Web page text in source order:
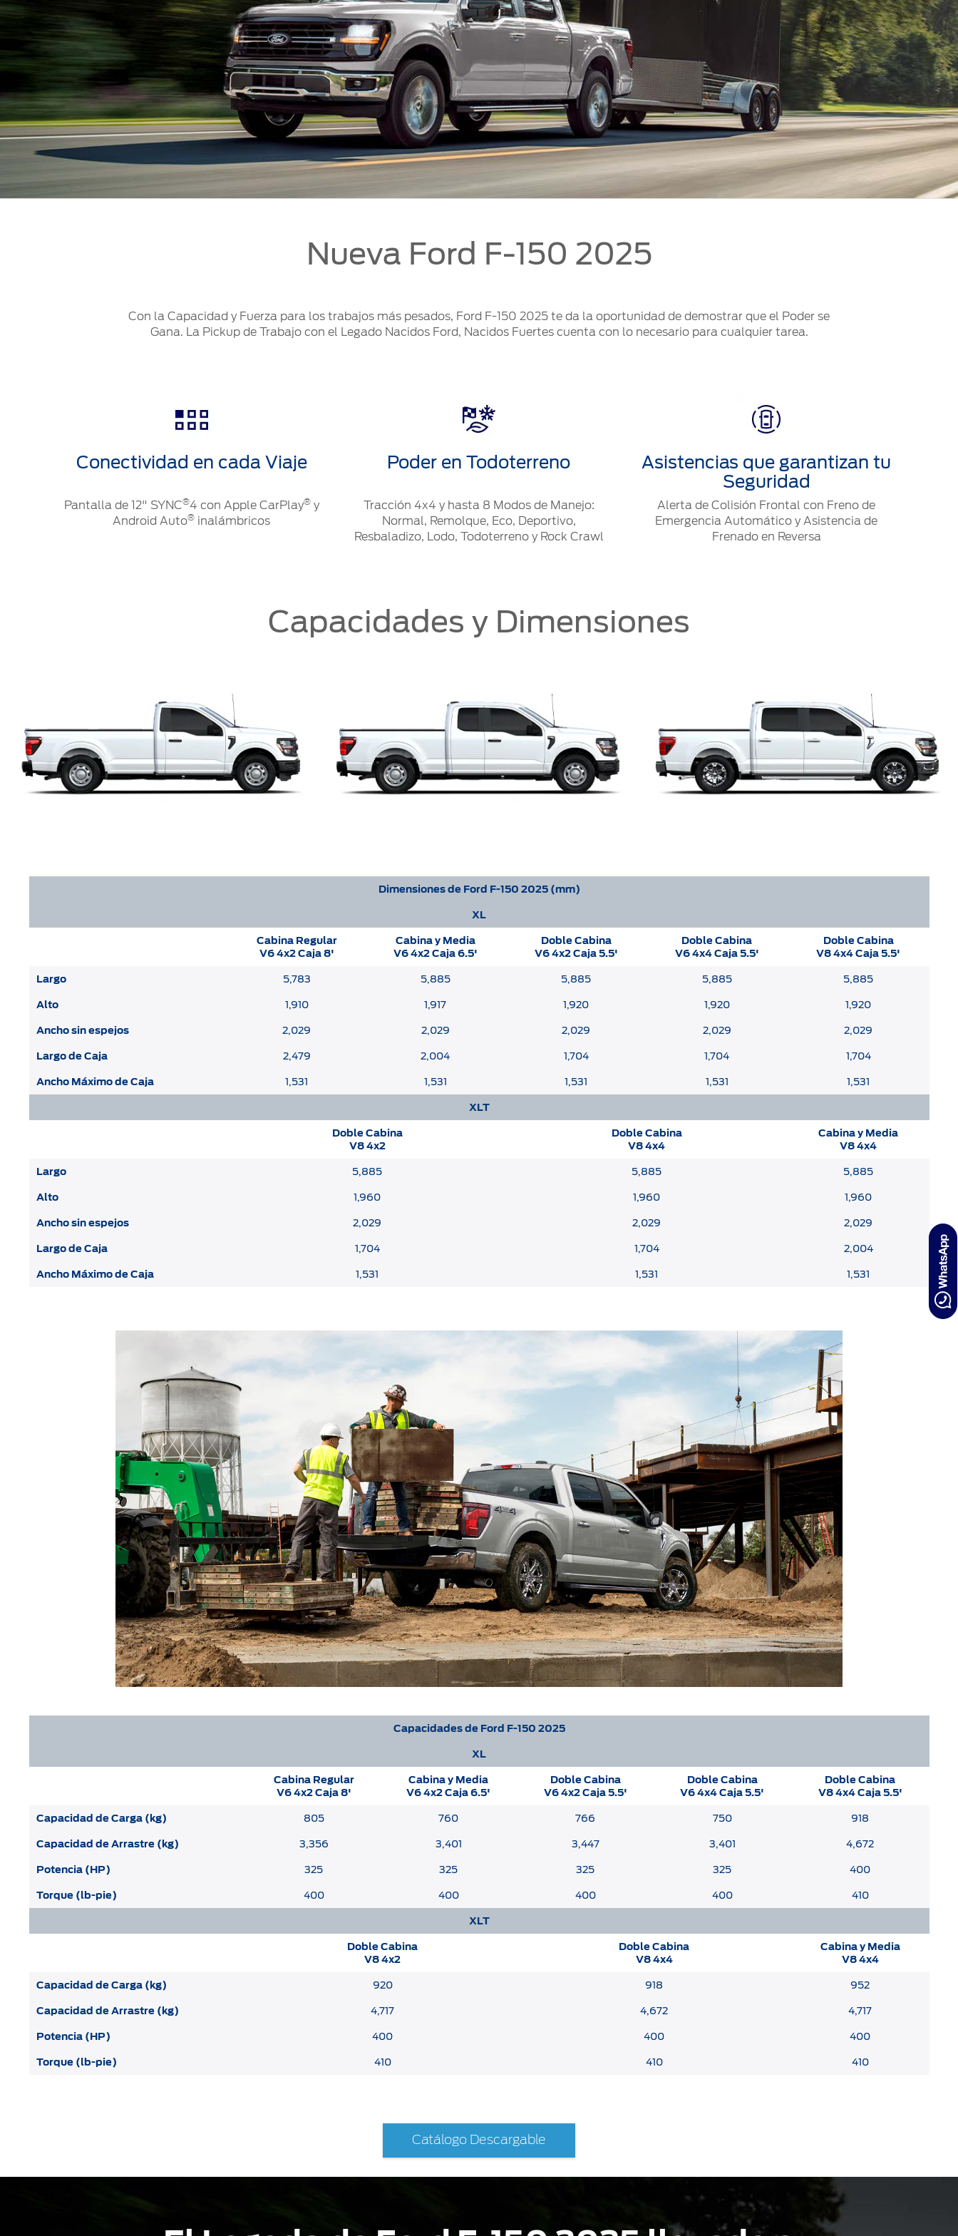
Mi Ford
Cita de Servicio
Promociones de Servicio
Llamado a Revisión
Garantía en Partes
Soporte Técnico
SYNC®
Nueva Ford F-150 2025
Con la Capacidad y Fuerza para los trabajos más pesados, Ford F-150 2025 te da la oportunidad de demostrar que el Poder se
Gana. La Pickup de Trabajo con el Legado Nacidos Ford, Nacidos Fuertes cuenta con lo necesario para cualquier tarea.
Conectividad en cada Viaje
Pantalla de 12" SYNC®4 con Apple CarPlay®y
Android Auto® inalámbricos
Poder en Todoterreno
Tracción 4x4 y hasta 8 Modos de Manejo:
Normal, Remolque, Eco, Deportivo,
Resbaladizo, Lodo, Todoterreno y Rock Crawl
Asistencias que garantizan tu
Seguridad
Alerta de Colisión Frontal con Freno de
Emergencia Automático y Asistencia de
Frenado en Reversa
Capacidades y Dimensiones
Dimensiones de Ford F-150 2025 (mm)
XL
Cabina Regular
V6 4x2 Caja 8'
Cabina y Media
V6 4x2 Caja 6.5'
Doble Cabina
V6 4x2 Caja 5.5'
Doble Cabina
V6 4x4 Caja 5.5'
Doble Cabina
V8 4x4 Caja 5.5'
Largo 5,783 5,885 5,885 5,885 5,885
Alto 1,910 1,917 1,920 1,920 1,920
Ancho sin espejos 2,029 2,029 2,029 2,029 2,029
Largo de Caja 2,479 2,004 1,704 1,704 1,704
Ancho Máximo de Caja 1,531 1,531 1,531 1,531 1,531
XLT
Doble Cabina
V8 4x2
Doble Cabina
V8 4x4
Cabina y Media
V8 4x4
Largo 5,885 5,885 5,885
Alto 1,960 1,960 1,960
Ancho sin espejos 2,029 2,029 2,029
Largo de Caja 1,704 1,704 2,004
Ancho Máximo de Caja 1,531 1,531 1,531
Capacidades de Ford F-150 2025
XL
Cabina Regular
V6 4x2 Caja 8'
Cabina y Media
V6 4x2 Caja 6.5'
Doble Cabina
V6 4x2 Caja 5.5'
Doble Cabina
V6 4x4 Caja 5.5'
Doble Cabina
V8 4x4 Caja 5.5'
Capacidad de Carga (kg) 805 760 766 750 918
Capacidad de Arrastre (kg) 3,356 3,401 3,447 3,401 4,672
Potencia (HP) 325 325 325 325 400
Torque (lb-pie) 400 400 400 400 410
XLT
Doble Cabina
V8 4x2
Doble Cabina
V8 4x4
Cabina y Media
V8 4x4
Capacidad de Carga (kg) 920 918 952
Capacidad de Arrastre (kg) 4,717 4,672 4,717
Potencia (HP) 400 400 400
Torque (lb-pie) 410 410 410
Catálogo Descargable